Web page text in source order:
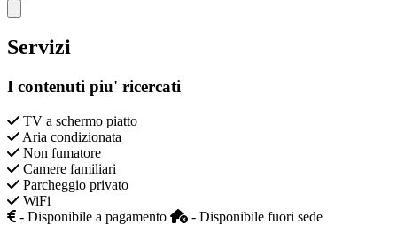
Close modal
Servizi
I contenuti piu' ricercati
TV a schermo piatto
Aria condizionata
Non fumatore
Camere familiari
Parcheggio privato
WiFi
- Disponibile a pagamento
- Disponibile fuori sede